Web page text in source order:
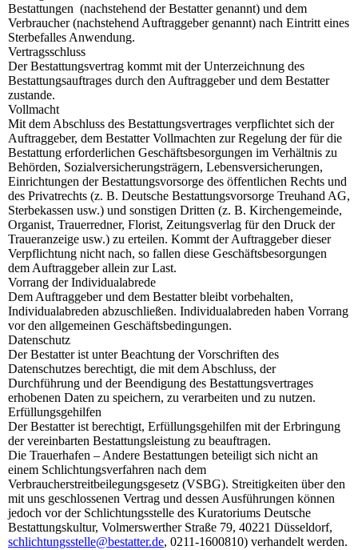
Bestattungen (nachstehend der Bestatter genannt) und dem
Verbraucher (nachstehend Auftraggeber genannt) nach Eintritt eines
Sterbefalles Anwendung.
Vertragsschluss
Der Bestattungsvertrag kommt mit der Unterzeichnung des
Bestattungsauftrages durch den Auftraggeber und dem Bestatter
zustande.
Vollmacht
Mit dem Abschluss des Bestattungsvertrages verpflichtet sich der
Auftraggeber, dem Bestatter Vollmachten zur Regelung der für die
Bestattung erforderlichen Geschäftsbesorgungen im Verhältnis zu
Behörden, Sozialversicherungsträgern, Lebensversicherungen,
Einrichtungen der Bestattungsvorsorge des öffentlichen Rechts und
des Privatrechts (z. B. Deutsche Bestattungsvorsorge Treuhand AG,
Sterbekassen usw.) und sonstigen Dritten (z. B. Kirchengemeinde,
Organist, Trauerredner, Florist, Zeitungsverlag für den Druck der
Traueranzeige usw.) zu erteilen. Kommt der Auftraggeber dieser
Verpflichtung nicht nach, so fallen diese Geschäftsbesorgungen
dem Auftraggeber allein zur Last.
Vorrang der Individualabrede
Dem Auftraggeber und dem Bestatter bleibt vorbehalten,
Individualabreden abzuschließen. Individualabreden haben Vorrang
vor den allgemeinen Geschäftsbedingungen.
Datenschutz
Der Bestatter ist unter Beachtung der Vorschriften des
Datenschutzes berechtigt, die mit dem Abschluss, der
Durchführung und der Beendigung des Bestattungsvertrages
erhobenen Daten zu speichern, zu verarbeiten und zu nutzen.
Erfüllungsgehilfen
Der Bestatter ist berechtigt, Erfüllungsgehilfen mit der Erbringung
der vereinbarten Bestattungsleistung zu beauftragen.
Die Trauerhafen – Andere Bestattungen beteiligt sich nicht an
einem Schlichtungsverfahren nach dem
Verbraucherstreitbeilegungsgesetz (VSBG). Streitigkeiten über den
mit uns geschlossenen Vertrag und dessen Ausführungen können
jedoch vor der Schlichtungsstelle des Kuratoriums Deutsche
Bestattungskultur, Volmerswerther Straße 79, 40221 Düsseldorf,
schlichtungsstelle@bestatter.de, 0211-1600810) verhandelt werden.